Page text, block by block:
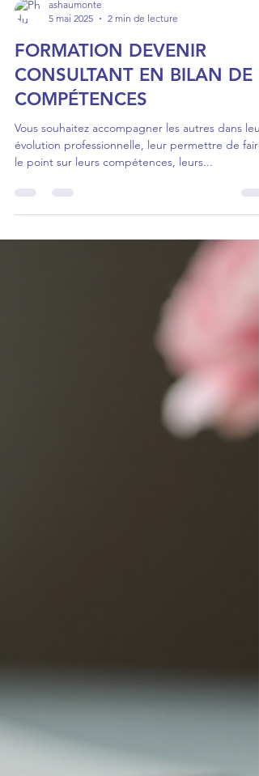
5 mai 2025
2 min de lecture
FORMATION DEVENIR
CONSULTANT EN BILAN DE
COMPÉTENCES
Vous souhaitez accompagner les autres dans leur
le point sur leurs compétences, leurs...